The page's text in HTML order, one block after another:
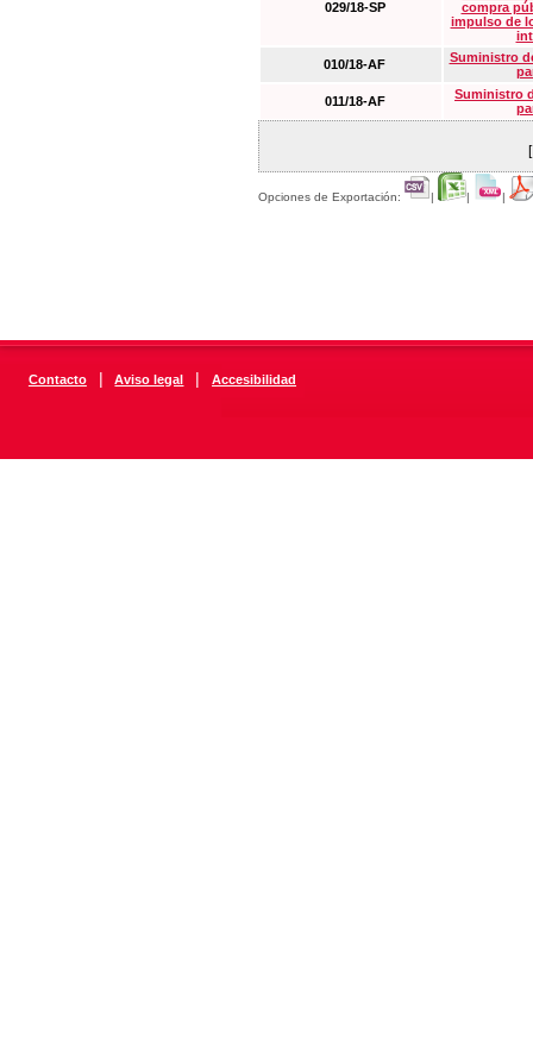
029/18-SP
compra
impulso de
010/18-AF
Suministro
011/18-AF
Suministro
Opciones de Exportación: | | |
Contacto | Aviso legal | Accesibilidad